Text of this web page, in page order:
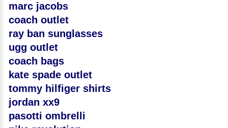
marc jacobs
coach outlet
ray ban sunglasses
ugg outlet
coach bags
kate spade outlet
tommy hilfiger shirts
jordan xx9
pasotti ombrelli